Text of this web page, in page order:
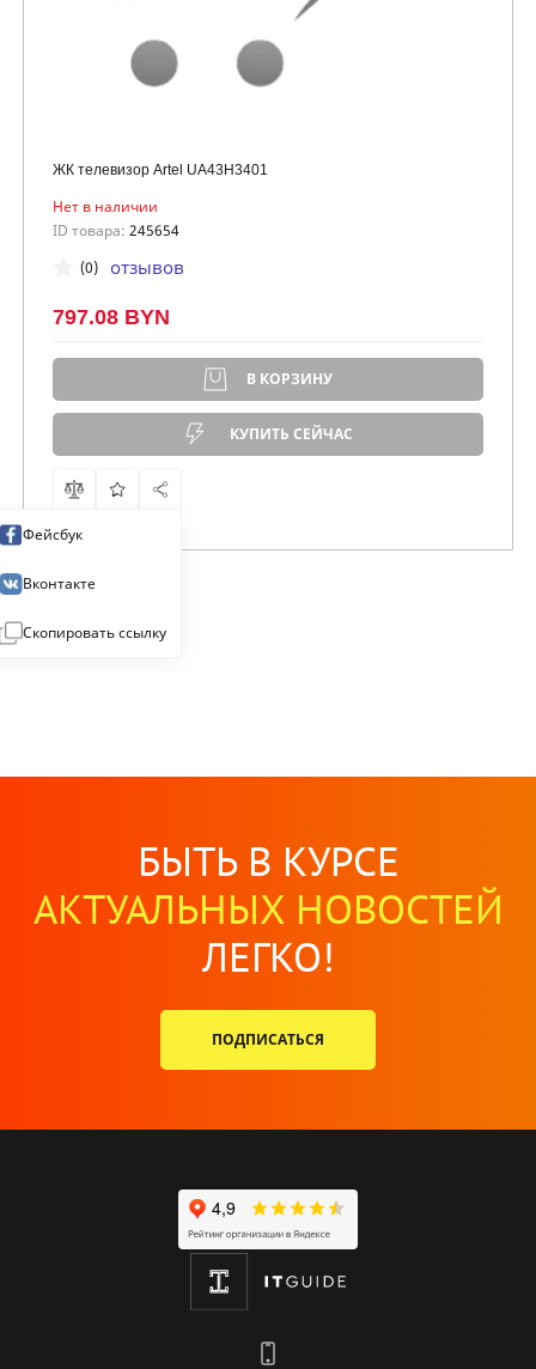
ЖК телевизор Artel UA43H3401
Нет в наличии
ID товара: 245654
(0) отзывов
797.08 BYN
В КОРЗИНУ
КУПИТЬ СЕЙЧАС
Фейсбук
Вконтакте
Скопировать ссылку
БЫТЬ В КУРСЕ
АКТУАЛЬНЫХ НОВОСТЕЙ
ЛЕГКО!
ПОДПИСАТЬСЯ